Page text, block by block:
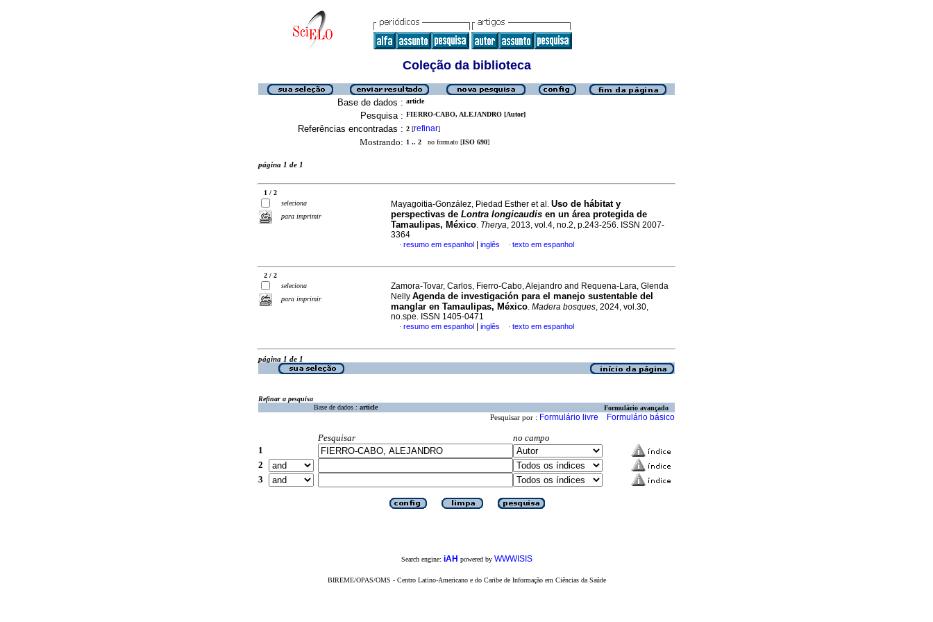
Coleção da biblioteca
Base de dados : article
Pesquisa : FIERRO-CABO, ALEJANDRO [Autor]
Referências encontradas : 2 [refinar]
Mostrando: 1 .. 2 no formato [ISO 690]
página 1 de 1
1 / 2
seleciona
para imprimir
Mayagoitia-González, Piedad Esther et al. Uso de hábitat y
perspectivas de Lontra longicaudis en un área protegida de
Tamaulipas, México. Therya, 2013, vol.4, no.2, p.243-256. ISSN 2007-
3364
· resumo em espanhol inglês · texto em espanhol
2 / 2
seleciona
para imprimir
Zamora-Tovar, Carlos, Fierro-Cabo, Alejandro and Requena-Lara, Glenda
Nelly Agenda de investigación para el manejo sustentable del
manglar en Tamaulipas, México. Madera bosques, 2024, vol.30,
no.spe. ISSN 1405-0471
· resumo em espanhol inglês · texto em espanhol
página 1 de 1
Refinar a pesquisa
Base de dados : article Formulário avançado
Pesquisar por : Formulário livre Formulário básico
Pesquisar
no campo
1
2
3
Search engine: iAH powered by WWWISIS
BIREME/OPAS/OMS - Centro Latino-Americano e do Caribe de Informação em Ciências da Saúde